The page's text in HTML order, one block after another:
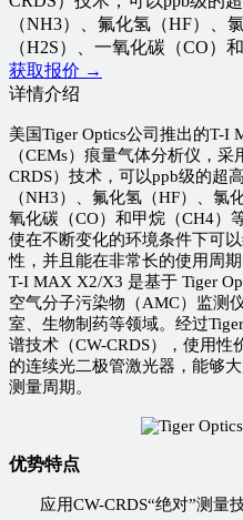
（NH3）、氟化氢（HF）、
（H2S）、一氧化碳（CO）和
获取报价 →
详情介绍
美国Tiger Optics公司推出的T-I
（CEMs）痕量气体分析仪，
CRDS）技术，可以ppb级的超
（NH3）、氟化氢（HF）、氯
氧化碳（CO）和甲烷（CH4）
使在不断变化的环境条件下可
性，并且能在非常长的使用周
T-I MAX X2/X3 是基于 Tiger
空气分子污染物（AMC）监测
室、生物制药等领域。经过
谱技术（CW-CRDS），使用
的连续光二极管激光器，能够
测量周期。
优势特点
应用CW-CRDS“绝对”测量